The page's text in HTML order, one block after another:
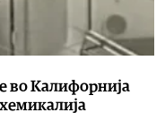
во Калифорнија